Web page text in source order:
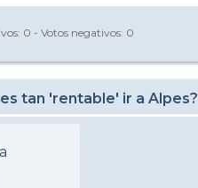
0 - Votos negativos: 0
tan 'rentable' ir a Alpes?